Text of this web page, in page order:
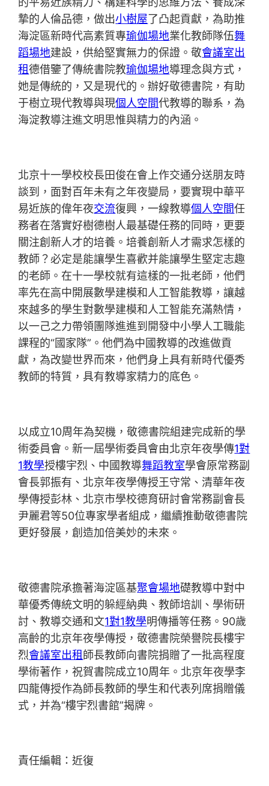
摯的人倫品德，做出小樹屋了凸起貢獻，為助推
海淀區新時代高素質專瑜伽場地業化教師隊伍舞
蹈場地建設，供給堅實無力的保證。敬會議室出
租德借鑒了傳統書院教瑜伽場地導理念與方式，
她是傳統的，又是現代的。辦好敬德書院，有助
于樹立現代教導與現個人空間代教導的聯系，為
海淀教導注進文明思惟與精力的內涵。
北京十一學校校長田俊在會上作交通分送朋友時
談到，面對百年未有之年夜變局，要實現中華平
易近族的偉年夜交流復興，一線教導個人空間任
務者在落實好樹德樹人最基礎任務的同時，更要
關注創新人才的培養。培養創新人才需求怎樣的
教師？必定是能讓學生喜歡并能讓學生堅定志趣
的老師。在十一學校就有這樣的一批老師，他們
率先在高中開展數學建模和人工智能教導，讓越
來越多的學生對數學建模和人工智能充滿熱情，
以一己之力帶領團隊進進到開發中小學人工職能
課程的“國家隊”。他們為中國教導的改進做貢
獻，為改變世界而來，他們身上具有新時代優秀
教師的特質，具有教導家精力的底色。
以成立10周年為契機，敬德書院組建完成新的學
術委員會。新一屆學術委員會由北京年夜學傳1對
1教學授樓宇烈、中國教導舞蹈教室學會原常務副
會長郭振有、北京年夜學傳授王守常、清華年夜
學傳授彭林、北京市學校德育研討會常務副會長
尹麗君等50位專家學者組成，繼續推動敬德書院
更好發展，創造加倍美妙的未來。
敬德書院承擔著海淀區基聚會場地礎教導中對中
華優秀傳統文明的躲經納典、教師培訓、學術研
討、教導交通和文1對1教學明傳播等任務。90歲
高齡的北京年夜學傳授，敬德書院榮譽院長樓宇
烈會議室出租師長教師向書院捐贈了一批高程度
學術著作，祝賀書院成立10周年。北京年夜學李
四龍傳授作為師長教師的學生和代表列席捐贈儀
式，并為“樓宇烈書館”揭牌。
責任編輯：近復